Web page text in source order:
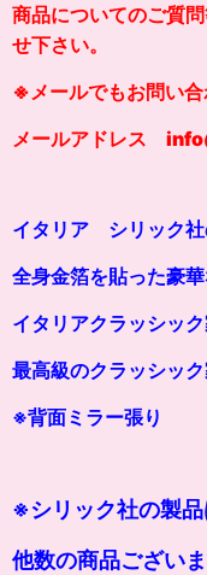
商品についてのご質
せ下さい。
※メールでもお問い合
メールアドレス
イタリア シリック社
全身金箔を貼った豪
イタリアクラッシッ
最高級のクラッシック
※背面ミラー張り
※シリック社の製
他数の商品ござい